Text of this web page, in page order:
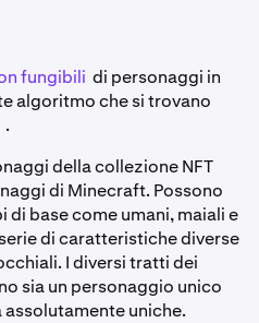
fungibili di personaggi in
algoritmo che si trovano
.
della collezione NFT
di Minecraft. Possono
di base come umani, maiali e
di caratteristiche diverse
I diversi tratti dei
sia un personaggio unico
uniche.